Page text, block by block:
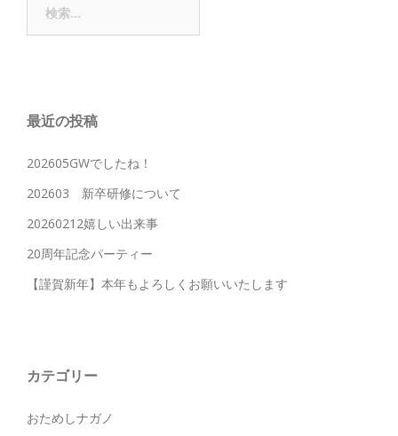
最近の投稿
202605GWでしたね！
202603 新卒研修について
20260212嬉しい出来事
20周年記念パーティー
【謹賀新年】本年もよろしくお願いいたします
カテゴリー
おためしナガノ